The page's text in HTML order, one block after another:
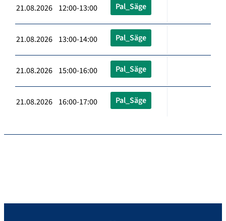
21.08.2026 12:00-13:00 Pal_Säge
21.08.2026 13:00-14:00 Pal_Säge
21.08.2026 15:00-16:00 Pal_Säge
21.08.2026 16:00-17:00 Pal_Säge